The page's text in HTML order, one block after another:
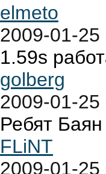
elmeto
2009-01-25
1.59s
golberg
2009-01-25
Ребят
FLiNT
2009-01-25